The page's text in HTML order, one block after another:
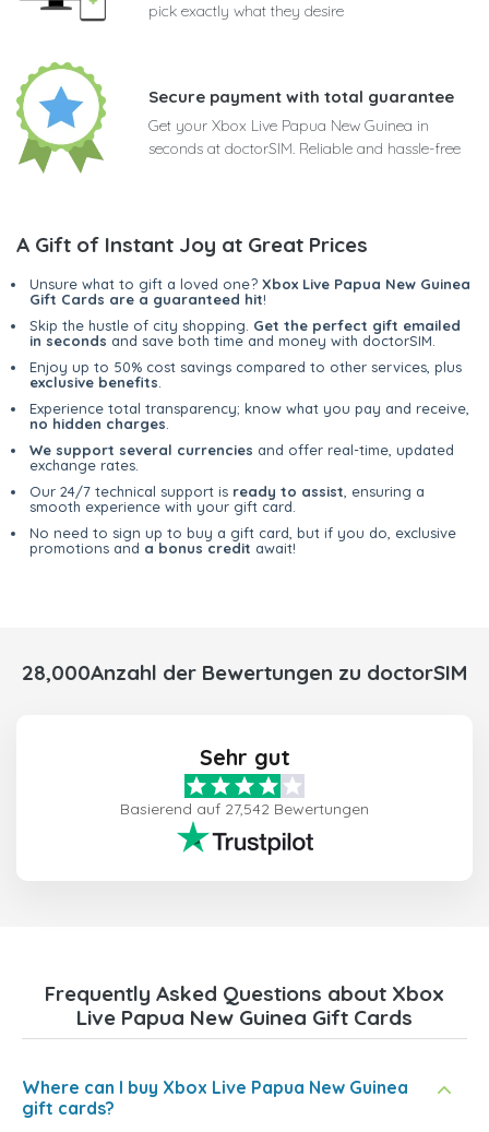
pick exactly what they desire
Secure payment with total guarantee
Get your Xbox Live Papua New Guinea in
seconds at doctorSIM. Reliable and hassle-free
A Gift of Instant Joy at Great Prices
Unsure what to gift a loved one? Xbox Live Papua New Guinea
Gift Cards are a guaranteed hit!
Skip the hustle of city shopping. Get the perfect gift emailed
in seconds and save both time and money with doctorSIM.
Enjoy up to 50% cost savings compared to other services, plus
exclusive benefits
Experience total transparency; know what you pay and receive,
no hidden charges
We support several currencies and offer real-time, updated
exchange rates.
Our 24/7 technical support is ready to assist , ensuring a
smooth experience with your gift card.
No need to sign up to buy a gift card, but if you do, exclusive
promotions and a bonus credit await!
28,000Anzahl der Bewertungen zu doctorSIM
Sehr gut
Basierend auf 27,542 Bewertungen
Frequently Asked Questions about Xbox
Live Papua New Guinea Gift Cards
Where can I buy Xbox Live Papua New Guinea
gift cards?